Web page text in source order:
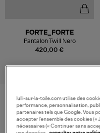
420,00 €
FORTE_FORTE
Pantalon Twill Nero
VOS DERNIERS
lulli-sur-la-toile.com utilise des
performance, personnalisation,
partenaires tels que Google. Vous
accepter l’ensemble des cookies
nécessaires (« Continuer sans